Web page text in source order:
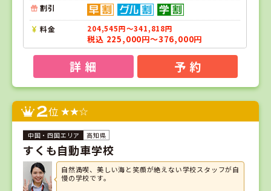
割引
料金 204,545円～341,818円
税込 225,000円～376,000円
詳 細 予 約
2位
高知県
すくも自動車学校
自然満喫、美しい海と笑顔が絶えない学校スタッフが自
慢の学校です。